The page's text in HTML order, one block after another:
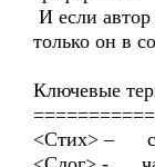
И если автор
только он в
Ключевые
<Стих> –